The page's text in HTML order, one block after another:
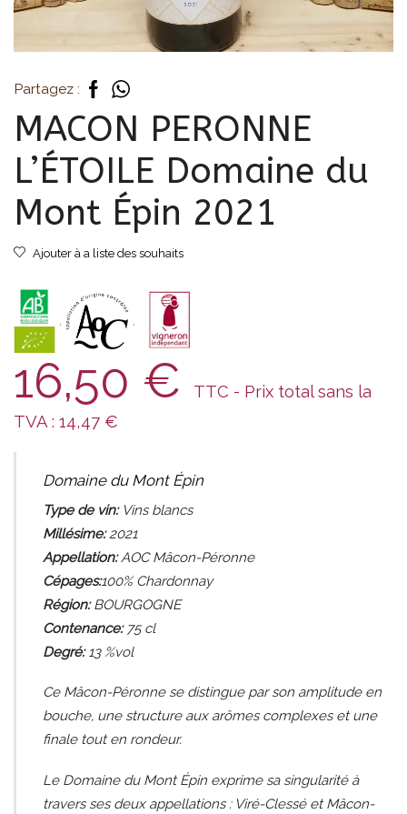
Partagez :
MACON PERONNE
L’ÉTOILE Domaine du
Mont Épin 2021
Ajouter à a liste des souhaits
, ,
16,50 €
TTC - Prix total sans la
TVA : 14,47 €
Domaine du Mont Épin
Type de vin: Vins blancs
Millésime:2021
Appellation: AOC Mâcon-Péronne
Cépages:100% Chardonnay
Région: BOURGOGNE
Contenance:75cl
Degré:13 %vol
Ce Mâcon-Péronne se distingue par son amplitude en
bouche, une structure aux arômes complexes et une
finale tout en rondeur.
Le Domaine du Mont Épin exprime sa singularité à
travers ses deux appellations : Viré-Clessé et Mâcon-